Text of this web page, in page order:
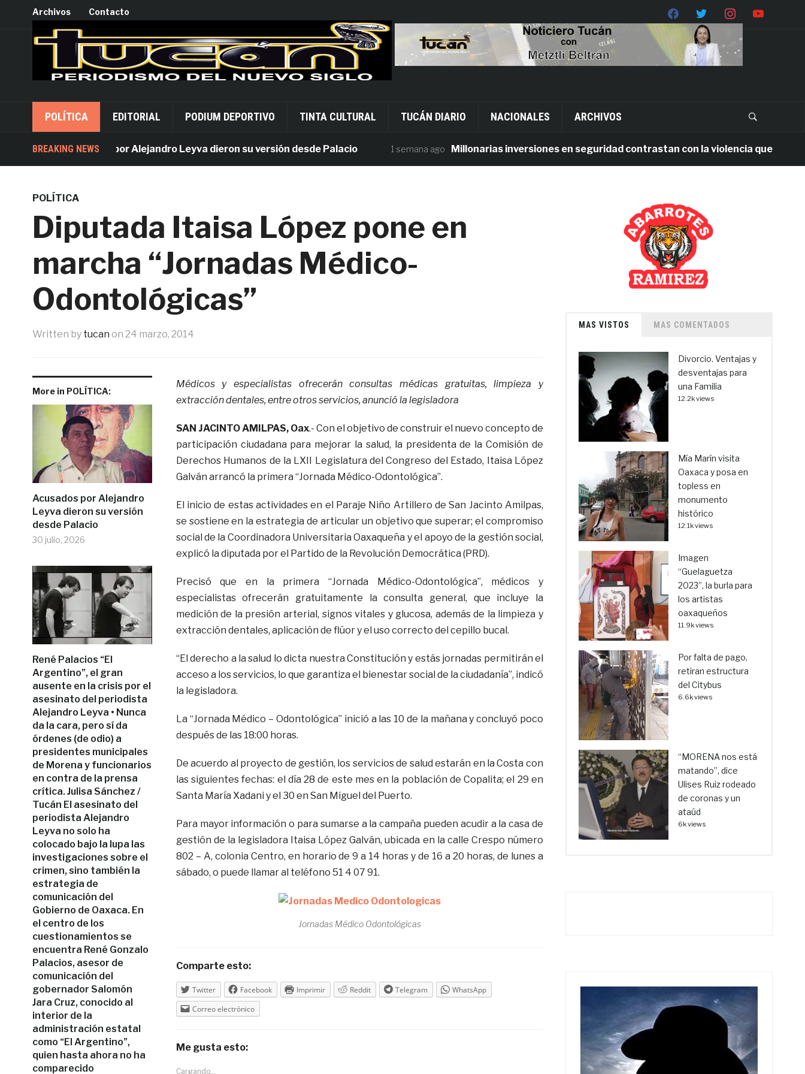
Archivos Contacto
POLÍTICA EDITORIAL PODIUM DEPORTIVO TINTA CULTURAL TUCÁN DIARIO NACIONALES ARCHIVOS
BREAKING NEWS
Acusados por Alejandro Leyva dieron su versión desde Palacio 1 semana ago Millonarias inversiones en seguridad contrastan con la violencia que persiste en
POLÍTICA
Diputada Itaisa López pone en
marcha “Jornadas Médico-
Odontológicas”
Written by tucan on 24 marzo, 2014
More in POLÍTICA:
Acusados por Alejandro
Leyva dieron su versión
desde Palacio
30 julio, 2026
René Palacios “El
Argentino”, el gran
ausente en la crisis por el
asesinato del periodista
Alejandro Leyva • Nunca
da la cara, pero sí da
órdenes (de odio) a
presidentes municipales
de Morena y funcionarios
en contra de la prensa
crítica. Julisa Sánchez /
Tucán El asesinato del
periodista Alejandro
Leyva no solo ha
colocado bajo la lupa las
investigaciones sobre el
crimen, sino también la
estrategia de
comunicación del
Gobierno de Oaxaca. En
el centro de los
cuestionamientos se
encuentra René Gonzalo
Palacios, asesor de
comunicación del
gobernador Salomón
Jara Cruz, conocido al
interior de la
administración estatal
como “El Argentino”,
quien hasta ahora no ha
comparecido
Médicos y especialistas ofrecerán consultas médicas gratuitas, limpieza y
extracción dentales, entre otros servicios, anunció la legisladora
SAN JACINTO AMILPAS, Oax.- Con el objetivo de construir el nuevo concepto de
participación ciudadana para mejorar la salud, la presidenta de la Comisión de
Derechos Humanos de la LXII Legislatura del Congreso del Estado, Itaisa López
Galván arrancó la primera “Jornada Médico-Odontológica”.
El inicio de estas actividades en el Paraje Niño Artillero de San Jacinto Amilpas,
se sostiene en la estrategia de articular un objetivo que superar; el compromiso
social de la Coordinadora Universitaria Oaxaqueña y el apoyo de la gestión social,
explicó la diputada por el Partido de la Revolución Democrática (PRD).
Precisó que en la primera “Jornada Médico-Odontológica”, médicos y
especialistas ofrecerán gratuitamente la consulta general, que incluye la
medición de la presión arterial, signos vitales y glucosa, además de la limpieza y
extracción dentales, aplicación de flúor y el uso correcto del cepillo bucal.
“El derecho a la salud lo dicta nuestra Constitución y estás jornadas permitirán el
acceso a los servicios, lo que garantiza el bienestar social de la ciudadanía”, indicó
la legisladora.
La “Jornada Médico – Odontológica” inició a las 10 de la mañana y concluyó poco
después de las 18:00 horas.
De acuerdo al proyecto de gestión, los servicios de salud estarán en la Costa con
las siguientes fechas: el día 28 de este mes en la población de Copalita; el 29 en
Santa María Xadani y el 30 en San Miguel del Puerto.
Para mayor información o para sumarse a la campaña pueden acudir a la casa de
gestión de la legisladora Itaisa López Galván, ubicada en la calle Crespo número
802 – A, colonia Centro, en horario de 9 a 14 horas y de 16 a 20 horas, de lunes a
sábado, o puede llamar al teléfono 51 4 07 91.
Jornadas Médico Odontológicas
Comparte esto:
Twitter Facebook Imprimir Reddit Telegram
WhatsApp
Correo electrónico
Me gusta esto:
Cargando...
MAS VISTOS MAS COMENTADOS
Divorcio. Ventajas y
desventajas para
una Familia
12.2k views
Mía Marín visita
Oaxaca y posa en
topless en
monumento
histórico
12.1k views
Imagen
“Guelaguetza
2023”, la burla para
los artistas
oaxaqueños
11.9k views
Por falta de pago,
retiran estructura
del Citybus
6.6k views
“MORENA nos está
matando”, dice
Ulises Ruiz rodeado
de coronas y un
ataúd
6k views